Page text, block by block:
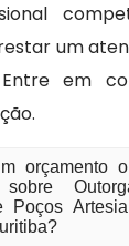
um
Entre em
orçamento
Poços